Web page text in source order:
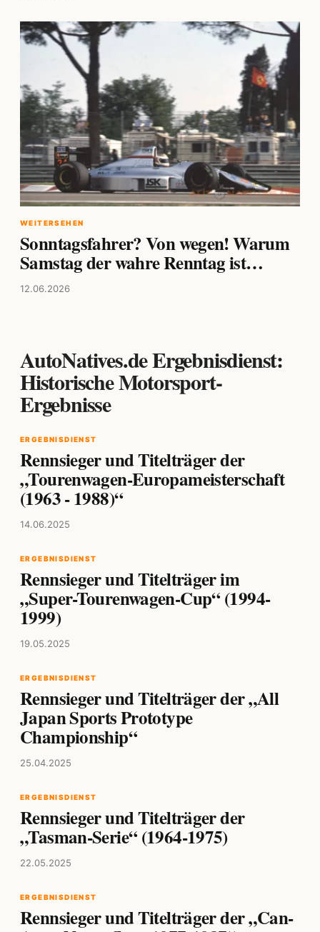
WEITERSEHEN
Sonntagsfahrer? Von wegen! Warum
Samstag der wahre Renntag ist…
12.06.2026
AutoNatives.de Ergebnisdienst:
Historische Motorsport-
Ergebnisse
ERGEBNISDIENST
Rennsieger und Titelträger der
„Tourenwagen-Europameisterschaft
(1963 - 1988)“
14.06.2025
ERGEBNISDIENST
Rennsieger und Titelträger im
„Super-Tourenwagen-Cup“ (1994-
1999)
19.05.2025
ERGEBNISDIENST
Rennsieger und Titelträger der „All
Japan Sports Prototype
Championship“
25.04.2025
ERGEBNISDIENST
Rennsieger und Titelträger der
„Tasman-Serie“ (1964-1975)
22.05.2025
ERGEBNISDIENST
Rennsieger und Titelträger der „Can-